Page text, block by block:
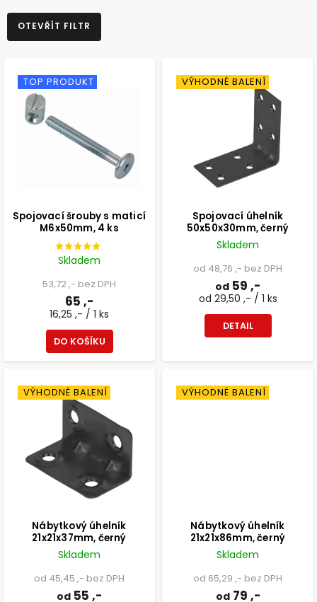
NEJPRODÁVANĚJŠÍ
NEJLEVNĚJŠÍ
ABECEDNĚ
OTEVŘÍT FILTR
TOP PRODUKT
Spojovací šrouby s maticí
M6x50mm, 4 ks
Skladem
53,72 ,- bez DPH
65 ,-
16,25 ,- / 1 ks
DO KOŠÍKU
VÝHODNÉ BALENÍ
Spojovací úhelník
50x50x30mm, černý
Skladem
od 48,76 ,- bez DPH
od 59 ,-
od 29,50 ,- / 1 ks
DETAIL
VÝHODNÉ BALENÍ
Nábytkový úhelník
21x21x37mm, černý
Skladem
od 45,45 ,- bez DPH
od 55 ,-
VÝHODNÉ BALENÍ
Nábytkový úhelník
21x21x86mm, černý
Skladem
od 65,29 ,- bez DPH
od79 ,-